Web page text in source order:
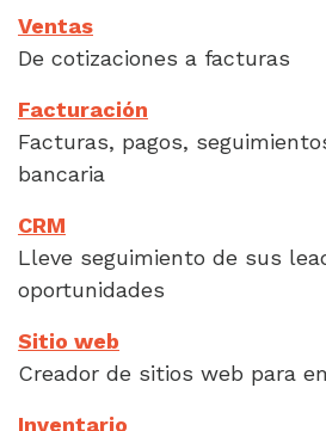
Ventas
De cotizaciones a facturas
Facturación
Facturas, pagos,
bancaria
CRM
Lleve seguimiento de sus
oportunidades
Sitio web
Creador de sitios web para
Inventario